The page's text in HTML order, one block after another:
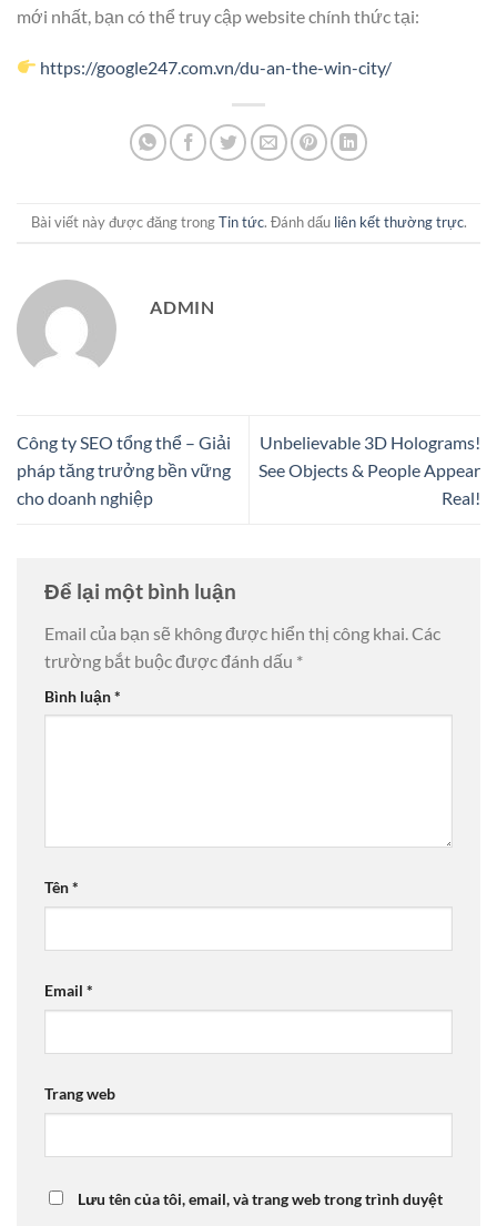
mới nhất, bạn có thể truy cập website chính thức tại:
https://google247.com.vn/du-an-the-win-city/
Bài viết này được đăng trongTin tức. Đánh dấu liên kết thường trực.
ADMIN
Công ty SEO tổng thể – Giải
pháp tăng trưởng bền vững
cho doanh nghiệp
Unbelievable 3D Holograms!
See Objects & People Appear
Real!
Để lại một bình luận
Email của bạn sẽ không được hiển thị công khai. Các
trường bắt buộc được đánh dấu *
Bình luận*
Tên*
Email *
Trang web
Lưu tên của tôi, email, và trang web trong trình duyệt